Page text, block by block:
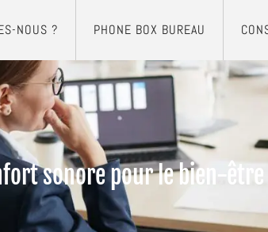
NOUS ? PHONE BOX BUREAU
sonore pour le bien-